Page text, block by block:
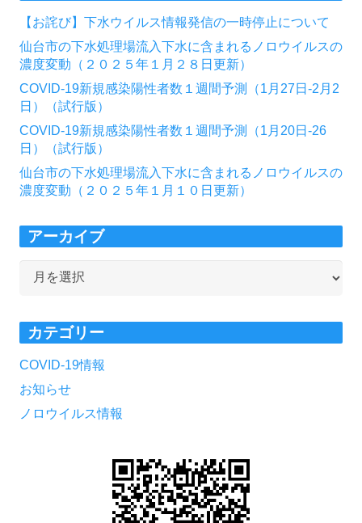
【お詫び】下水ウイルス情報発信の一時停止について
仙台市の下水処理場流入下水に含まれるノロウイルスの
濃度変動（２０２５年１月２８日更新）
COVID-19新規感染陽性者数１週間予測（1月27日-2月2
日）（試行版）
COVID-19新規感染陽性者数１週間予測（1月20日-26
日）（試行版）
仙台市の下水処理場流入下水に含まれるノロウイルスの
濃度変動（２０２５年１月１０日更新）
アーカイブ
イ
ブ
カテゴリー
COVID-19情報
お知らせ
ノロウイルス情報